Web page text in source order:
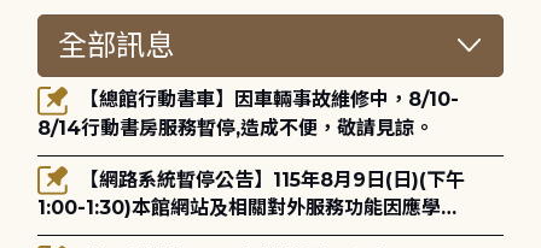
8/14行動書房服務暫停,造成不便，敬請見諒。
1:00-1:30)本館網站及相關對外服務功能因應學術
網路升級更新將暫停服務。